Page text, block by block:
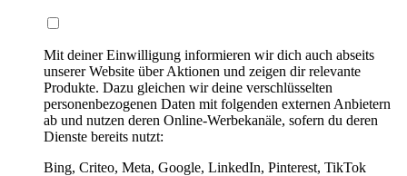
Mit deiner Einwilligung informieren wir dich auch abseits
unserer Website über Aktionen und zeigen dir relevante
Produkte. Dazu gleichen wir deine verschlüsselten
personenbezogenen Daten mit folgenden externen Anbietern
ab und nutzen deren Online-Werbekanäle, sofern du deren
Dienste bereits nutzt:
Bing, Criteo, Meta, Google, LinkedIn, Pinterest, TikTok